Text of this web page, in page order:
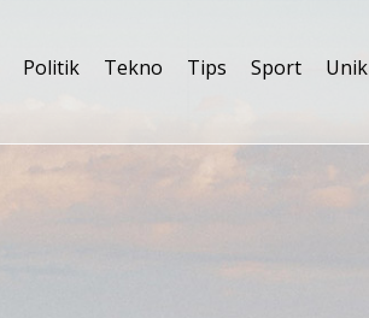
Politik Tekno Tips Sport Unik